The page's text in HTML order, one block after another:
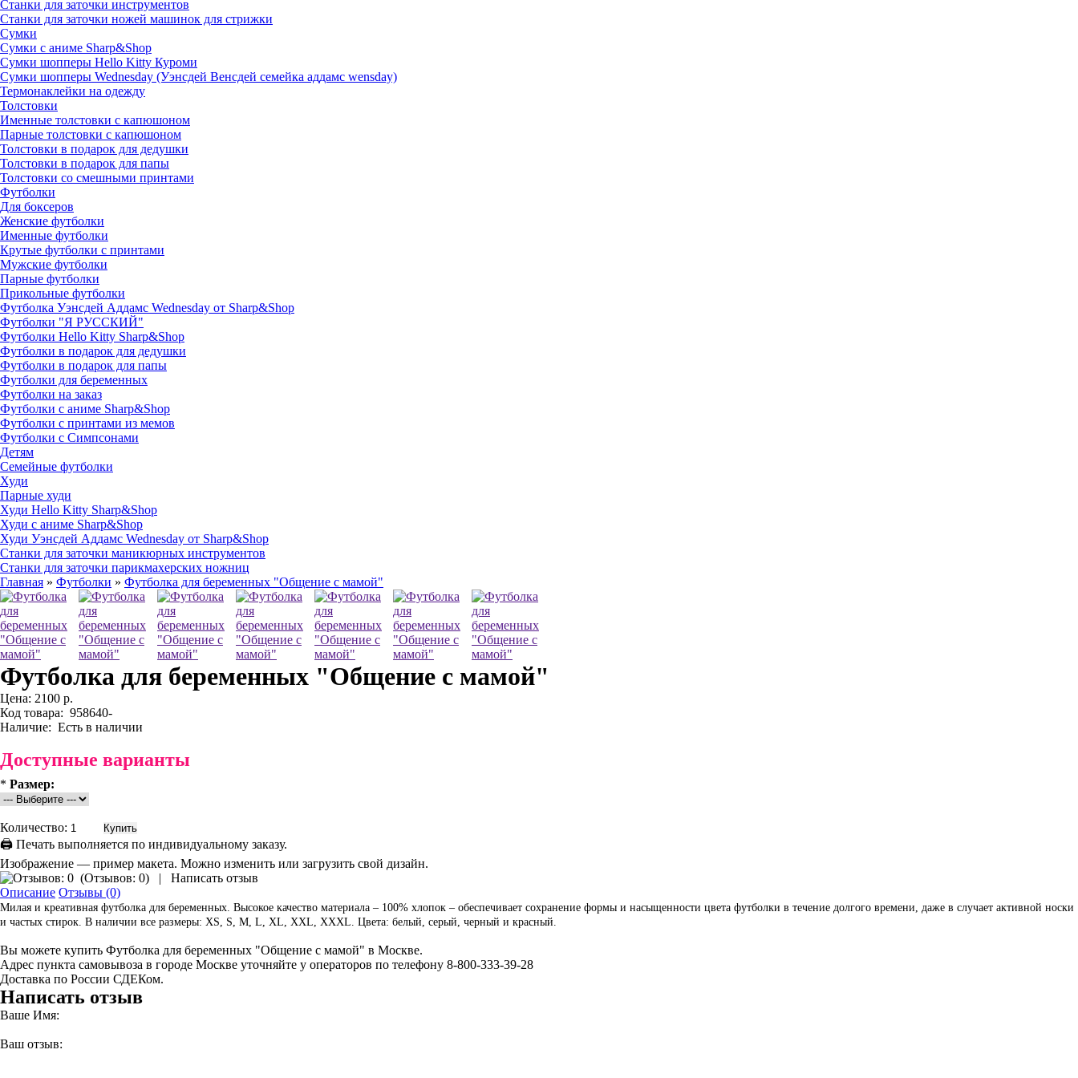
Станки для заточки инструментов
Станки для заточки ножей машинок для стрижки
Сумки
Сумки с аниме Sharp&Shop
Сумки шопперы Hello Kitty Куроми
Сумки шопперы Wednesday (Уэнсдей Венсдей семейка аддамс wensday)
Термонаклейки на одежду
Толстовки
Именные толстовки с капюшоном
Парные толстовки с капюшоном
Толстовки в подарок для дедушки
Толстовки в подарок для папы
Толстовки со смешными принтами
Футболки
Для боксеров
Женские футболки
Именные футболки
Крутые футболки с принтами
Мужские футболки
Парные футболки
Прикольные футболки
Футболка Уэнсдей Аддамс Wednesday от Sharp&Shop
Футболки "Я РУССКИЙ"
Футболки Hello Kitty Sharp&Shop
Футболки в подарок для дедушки
Футболки в подарок для папы
Футболки для беременных
Футболки на заказ
Футболки с аниме Sharp&Shop
Футболки с принтами из мемов
Футболки с Симпсонами
Детям
Семейные футболки
Худи
Парные худи
Худи Hello Kitty Sharp&Shop
Худи с аниме Sharp&Shop
Худи Уэнсдей Аддамс Wednesday от Sharp&Shop
Станки для заточки маникюрных инструментов
Станки для заточки парикмахерских ножниц
Главная » Футболки » Футболка для беременных "Общение с мамой"
Футболка для беременных "Общение с мамой"
Цена: 2100 р.
Код товара: 958640-
Наличие: Есть в наличии
Доступные варианты
* Размер:
Количество:
🖨 Печать выполняется по индивидуальному заказу.
Изображение — пример макета. Можно изменить или загрузить свой дизайн.
(Отзывов: 0) |
Написать отзыв
Описание Отзывы (0)
Милая и креативная футболка для беременных. Высокое качество материала – 100% хлопок – обеспечивает сохранение формы и насыщенности цвета футболки в течение долгого времени, даже в случает активной носки
и частых стирок. В наличии все размеры: XS, S, M, L, XL, XXL, XXXL. Цвета: белый, серый, черный и красный.
Вы можете купить Футболка для беременных "Общение с мамой" в Москве.
Адрес пункта самовывоза в городе Москве уточняйте у операторов по телефону 8-800-333-39-28
Доставка по России СДЕКом.
Написать отзыв
Ваше Имя:
Ваш отзыв: